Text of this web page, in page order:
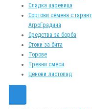
Сладка царевица
Сортови семена с
АгроГрадина
Средства за борба
Стоки за бита
Торове
Тревни смеси
Ценови листопад